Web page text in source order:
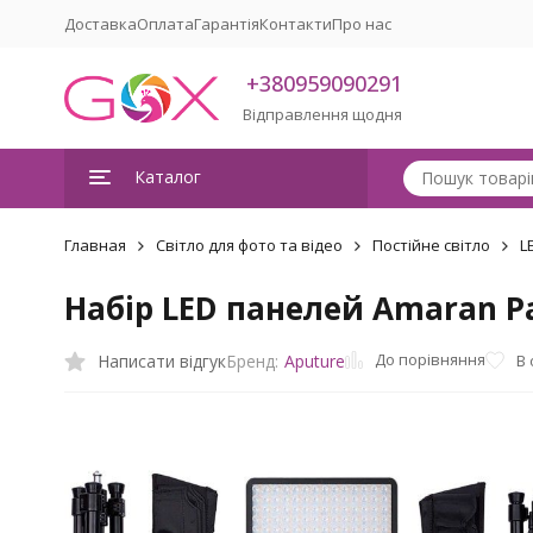
ДоставкаОплатаГарантіяКонтактиПро нас
+380959090291
Відправлення щодня
Каталог
Главная Світло для фото та відео Постійне світло
Набір LED панелей Amaran
Написати відгукБренд: Aputure До порівняння В